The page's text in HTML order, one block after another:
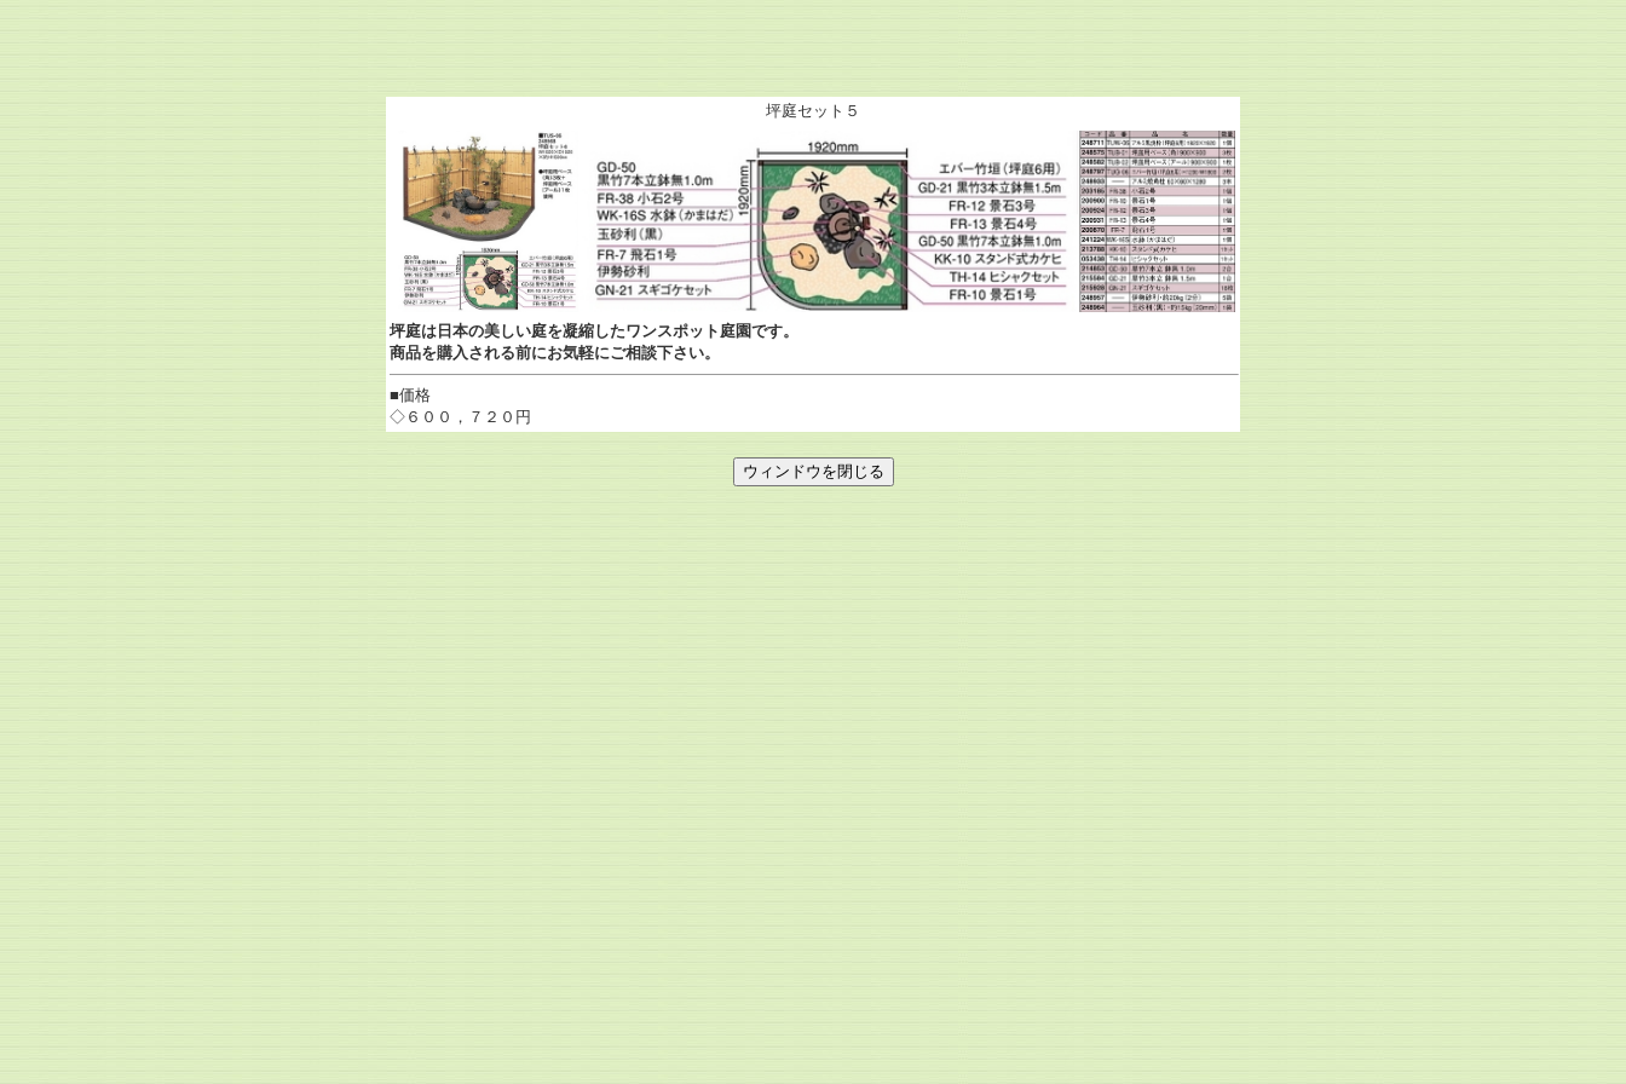
坪庭セット５
坪庭は日本の美しい庭を凝縮したワンスポット庭園です。
商品を購入される前にお気軽にご相談下さい。
■価格
◇６００，７２０円